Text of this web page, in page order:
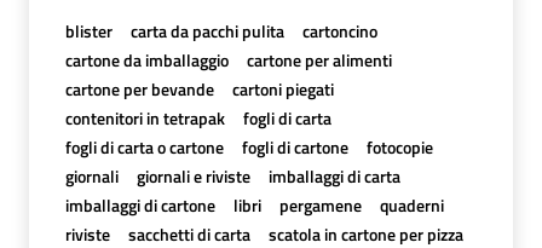
blister carta da pacchi pulita
cartoncino
cartone da imballaggio
cartone per alimenti
cartone per bevande
cartoni piegati
contenitori in tetrapak
fogli di carta
fogli di carta o cartone
fogli di cartone
fotocopie
giornali
giornali e riviste
imballaggi di carta
imballaggi di cartone
libri pergamene
quaderni
riviste
sacchetti di carta
scatola in cartone per pizza